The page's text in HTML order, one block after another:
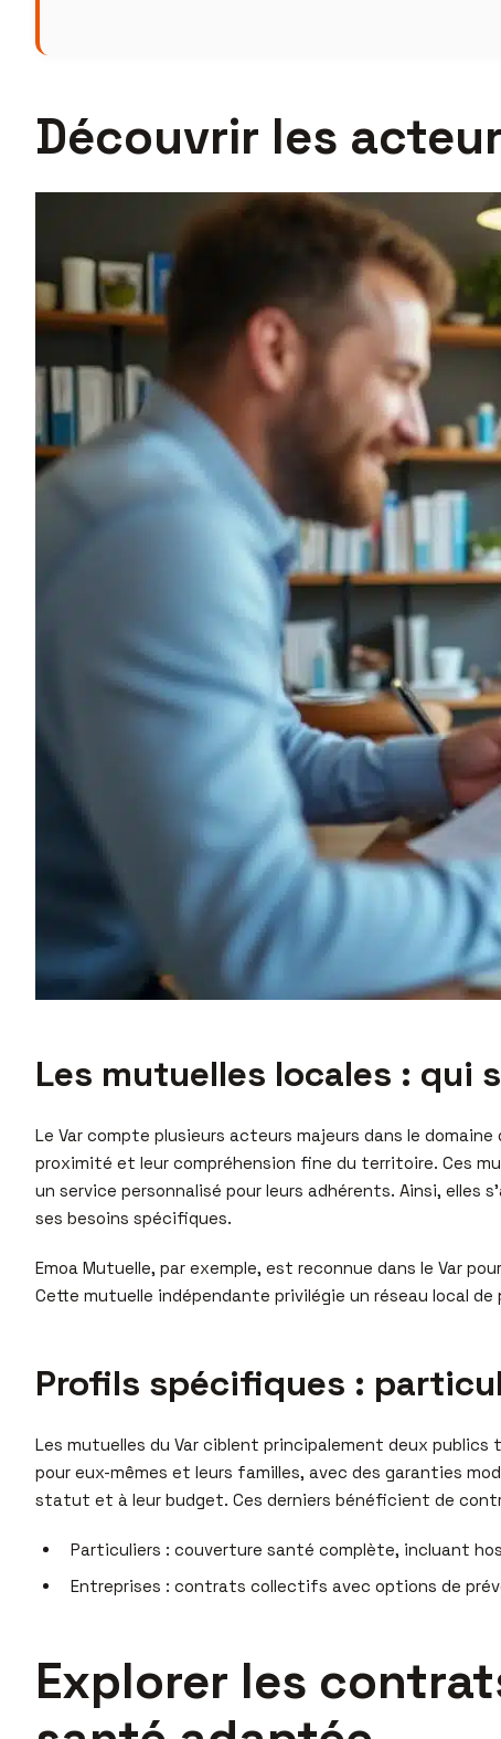
Découvrir les
Les mutuelles locales : qui
Le Var compte plusieurs acteurs majeurs dans le
proximité et leur compréhension fine du territoire. Ces
un service personnalisé pour leurs adhérents. Ainsi, elles
ses besoins spécifiques.
Emoa Mutuelle, par exemple, est reconnue dans le Var
Cette mutuelle indépendante privilégie un réseau local
Profils spécifiques :
Les mutuelles du Var ciblent principalement deux
pour eux-mêmes et leurs familles, avec des garanties
statut et à leur budget. Ces derniers bénéficient de
Particuliers : couverture santé complète, incluant
Entreprises : contrats collectifs avec options de
Explorer les